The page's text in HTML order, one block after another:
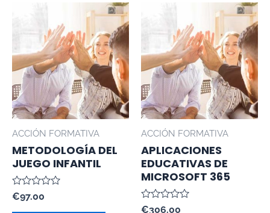
ACCIÓN FORMATIVA
METODOLOGÍA DEL
JUEGO INFANTIL
Valorado
con
€97.00
ACCIÓN FORMATIVA
APLICACIONES
EDUCATIVAS DE
MICROSOFT 365
Valorado
€306.00